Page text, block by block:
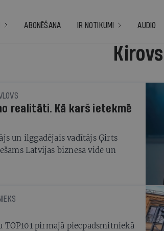
ABONĒŠANA IR NOTIKUMI AUDIO
realitāti. Kā karš ietekmē
un ilggadējais vadītājs Ģirts
Latvijas biznesa vidē un
pirmajā piecpadsmitniekā